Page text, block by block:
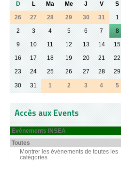
D L Ma Me J V
S
26
27 28 29 30 31
1
2
3 4 5 6 7
8
9
10 11 12 13 14
15
16
17 18 19 20 21
22
23
24 25 26 27 28 29
30 31 1 2 3 4 5
Accès aux Events
Evénements INSEA
Toutes
Montrer les événements de toutes les
catégories